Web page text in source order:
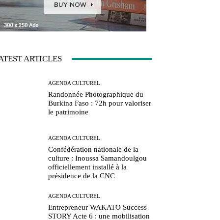
ARTICLES
AGENDA CULTUREL
Randonnée Photographique du
Burkina Faso : 72h pour valoriser
le patrimoine
AGENDA CULTUREL
Confédération nationale de la
culture : Inoussa Samandoulgou
officiellement installé à la
présidence de la CNC
AGENDA CULTUREL
Entrepreneur WAKATO Success
STORY Acte 6 : une mobilisation